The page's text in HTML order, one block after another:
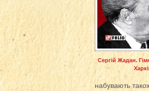
Сергій Жадан.
набувають